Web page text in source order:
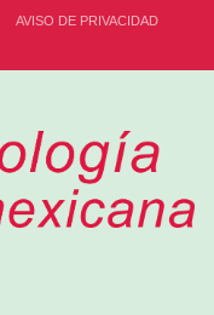
AVISO DE PRIVACIDAD